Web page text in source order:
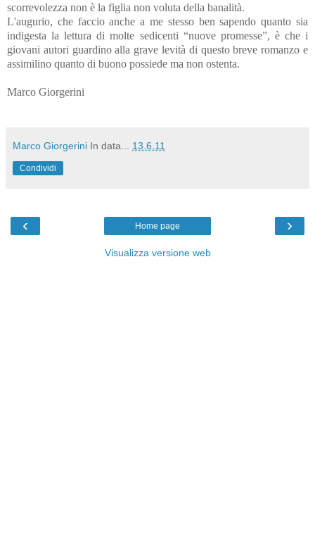
scorrevolezza non è la figlia non voluta della banalità.
L'augurio, che faccio anche a me stesso ben sapendo quanto sia
indigesta la lettura di molte sedicenti “nuove promesse”, è che i
giovani autori guardino alla grave levità di questo breve romanzo e
assimilino quanto di buono possiede ma non ostenta.
Marco Giorgerini
Marco Giorgerini In data... 13.6.11
Condividi
‹ ›
Home page
Visualizza versione web